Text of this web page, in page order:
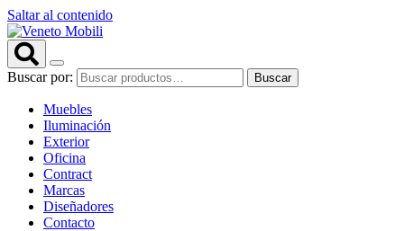
Saltar al contenido
Buscar por: Buscar
Muebles
Iluminación
Exterior
Oficina
Contract
Marcas
Diseñadores
Contacto